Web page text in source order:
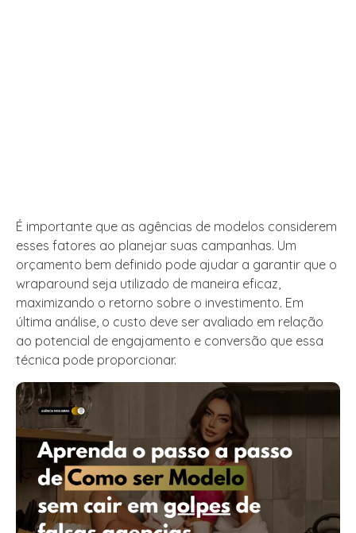
É importante que as agências de modelos considerem
esses fatores ao planejar suas campanhas. Um
orçamento bem definido pode ajudar a garantir que o
wraparound seja utilizado de maneira eficaz,
maximizando o retorno sobre o investimento. Em
última análise, o custo deve ser avaliado em relação
ao potencial de engajamento e conversão que essa
técnica pode proporcionar.